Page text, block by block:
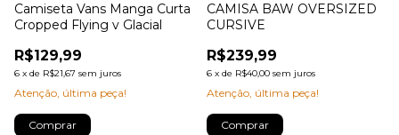
Camiseta Vans Manga Curta
Cropped Flying v Glacial
R$129,99
6 x de R$21,67 sem juros
Atenção, última peça!
Comprar
CAMISA BAW OVERSIZED
CURSIVE
R$239,99
6 x de R$40,00 sem juros
Atenção, última peça!
Comprar